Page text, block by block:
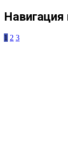
Навигация
1 2 3